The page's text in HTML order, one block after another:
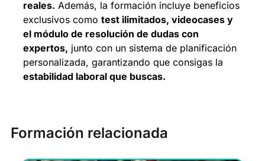
reales. Además, la formación incluye beneficios
exclusivos como test ilimitados, videocases y
el módulo de resolución de dudas con
expertos, junto con un sistema de planificación
personalizada, garantizando que consigas la
estabilidad laboral que buscas.
Formación relacionada